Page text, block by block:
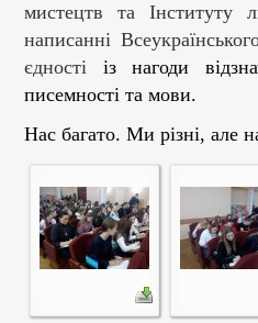
мистецтв та Інституту
написанні
єдності
із нагоди
писемності та мови.
Нас багато. Ми різні, але